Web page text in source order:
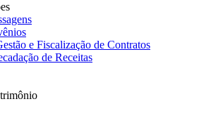
e Fiscalização de Contratos
de Receitas